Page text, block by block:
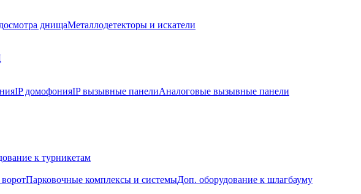
днищаМеталлодетекторы и искатели
IP домофонияIP вызывные панелиАналоговые вызывные панели
к турникетам
Парковочные комплексы и системыДоп. оборудование к шлагбауму